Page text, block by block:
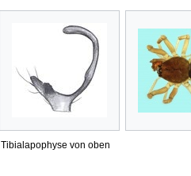
Tibialapophyse von oben